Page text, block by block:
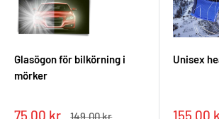
Glasögon för bilkörning i
mörker
Sale
75.00 kr
Regular
149.00 kr
Unisex
Sale
155.00